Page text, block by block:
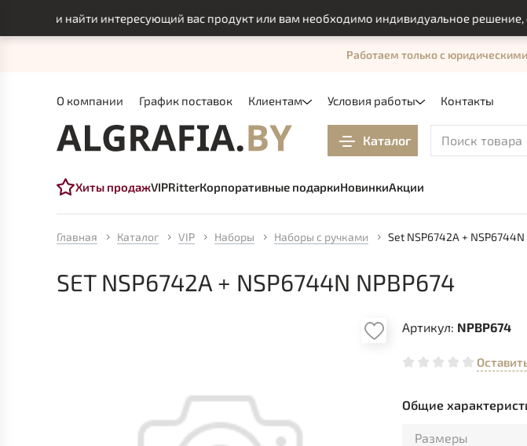
найти интересующий вас продукт или вам необходимо индивидуальное решение,
О компании График поставок Клиентам Условия работы Контакты
Работаем только с
Каталог
Хиты продажVIPRitterКорпоративные подаркиНовинкиАкции
Главная Каталог VIP Наборы Наборы с ручками Set NSP6742A + NSP6744N
SET NSP6742A + NSP6744N NPBP674
Артикул: NPBP674
Общие
Размеры